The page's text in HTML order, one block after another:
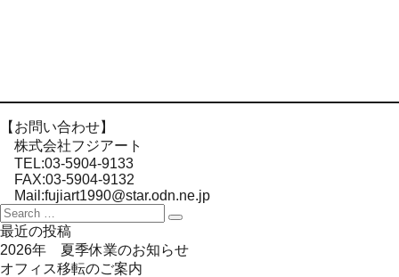
【お問い合わせ】
株式会社フジアート
TEL:03-5904-9133
FAX:03-5904-9132
Mail:fujiart1990@star.odn.ne.jp
Search
for:
Search
最近の投稿
2026年 夏季休業のお知らせ
オフィス移転のご案内